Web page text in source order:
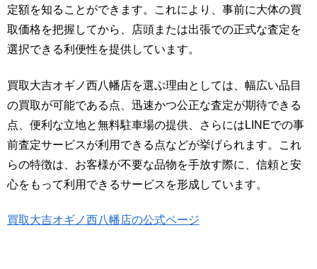
定額を知ることができます。これにより、事前に大体の買
取価格を把握してから、店頭または出張での正式な査定を
選択できる利便性を提供しています。
買取大吉オギノ西八幡店を選ぶ理由としては、幅広い品目
の買取が可能である点、迅速かつ公正な査定が期待できる
点、便利な立地と無料駐車場の提供、さらにはLINEでの事
前査定サービスが利用できる点などが挙げられます。これ
らの特徴は、お客様が不要な品物を手放す際に、信頼と安
心をもって利用できるサービスを形成しています。
買取大吉オギノ西八幡店の公式ページ